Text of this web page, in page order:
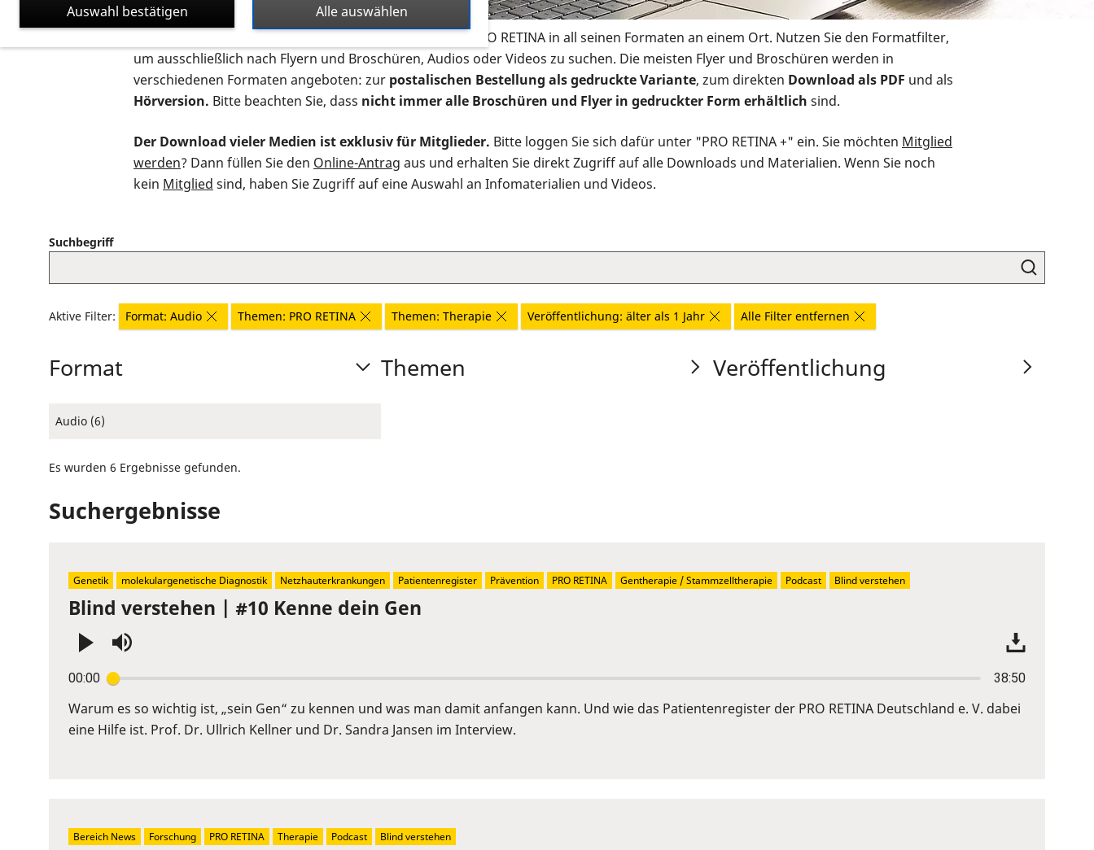
Auf dieser Seite finden Sie sämtliches Infomaterial der PRO RETINA in all seinen Formaten an einem Ort. Nutzen Sie den Formatfilter,
um ausschließlich nach Flyern und Broschüren, Audios oder Videos zu suchen. Die meisten Flyer und Broschüren werden in
verschiedenen Formaten angeboten: zur postalischen Bestellung als gedruckte Variante, zum direkten Download als PDF und als
Hörversion. Bitte beachten Sie, dass nicht immer alle Broschüren und Flyer in gedruckter Form erhältlich sind.
Der Download vieler Medien ist exklusiv für Mitglieder. Bitte loggen Sie sich dafür unter "PRO RETINA +" ein. Sie möchten Mitglied
werden? Dann füllen Sie den Online-Antrag aus und erhalten Sie direkt Zugriff auf alle Downloads und Materialien. Wenn Sie noch
kein Mitglied sind, haben Sie Zugriff auf eine Auswahl an Infomaterialien und Videos.
Suchbegriff
Aktive Filter: Format: Audio Themen: PRO RETINA Themen: Therapie Veröffentlichung: älter als 1 Jahr Alle Filter entfernen
Format
Audio (6)
Themen Veröffentlichung
Es wurden 6 Ergebnisse gefunden.
Suchergebnisse
Blind verstehen | #10 Kenne dein Gen
00:00 38:50
Enter
or
Space
Warum es so wichtig ist, „sein Gen“ zu kennen und was man damit anfangen kann. Und wie das Patientenregister der PRO RETINA Deutschland e. V. dabei
eine Hilfe ist. Prof. Dr. Ullrich Kellner und Dr. Sandra Jansen im Interview.
Genetik molekulargenetische Diagnostik Netzhauterkrankungen Patientenregister Prävention PRO RETINA Gentherapie / Stammzelltherapie Podcast Blind verstehen
Bereich News Forschung PRO RETINA Therapie Podcast Blind verstehen
Alle auswählen
Auswahl bestätigen